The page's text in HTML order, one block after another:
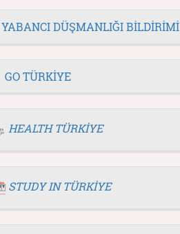
YABANCI DÜŞMANLIĞI BİLDİRİMİ
GO TÜRKİYE
HEALTH TÜRKİYE
STUDY IN TÜRKİYE